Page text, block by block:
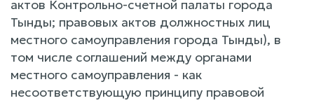
актов Контрольно-счетной палаты города
Тынды; правовых актов должностных лиц
местного самоуправления города Тынды), в
том числе соглашений между органами
местного самоуправления - как
несоответствующую принципу правовой